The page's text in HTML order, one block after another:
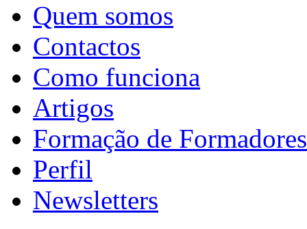
Quem somos
Contactos
Como funciona
Artigos
Formação de Formadores
Perfil
Newsletters